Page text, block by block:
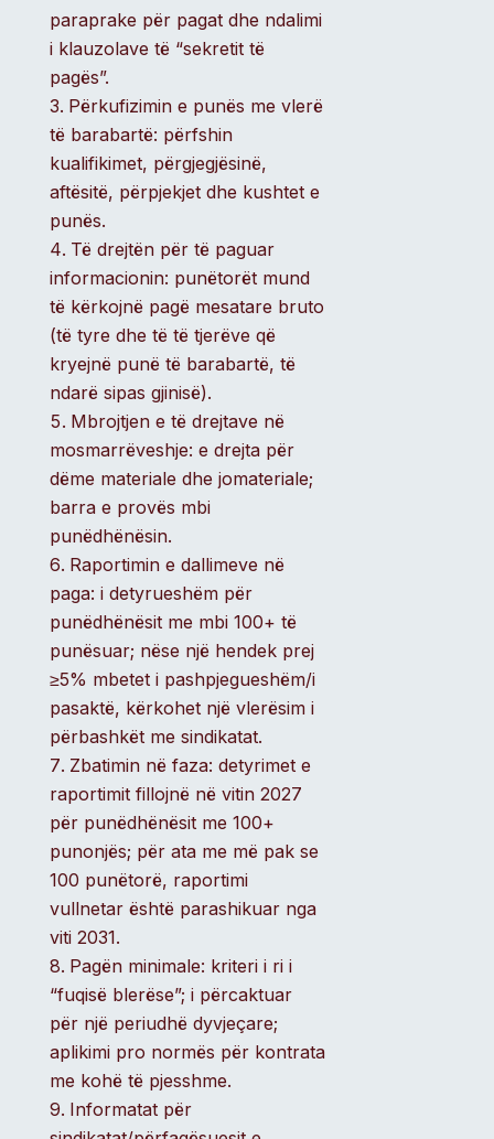
paraprake për pagat dhe ndalimi
i klauzolave të “sekretit të
pagës”.
Përkufizimin e punës me vlerë
të barabartë: përfshin
kualifikimet, përgjegjësinë,
aftësitë, përpjekjet dhe kushtet e
punës.
Të drejtën për të paguar
informacionin: punëtorët mund
të kërkojnë pagë mesatare bruto
(të tyre dhe të të tjerëve që
kryejnë punë të barabartë, të
ndarë sipas gjinisë).
Mbrojtjen e të drejtave në
mosmarrëveshje: e drejta për
dëme materiale dhe jomateriale;
barra e provës mbi
punëdhënësin.
Raportimin e dallimeve në
paga: i detyrueshëm për
punëdhënësit me mbi 100+ të
punësuar; nëse një hendek prej
≥5% mbetet i pashpjegueshëm/i
pasaktë, kërkohet një vlerësim i
përbashkët me sindikatat.
Zbatimin në faza: detyrimet e
raportimit fillojnë në vitin 2027
për punëdhënësit me 100+
punonjës; për ata me më pak se
100 punëtorë, raportimi
vullnetar është parashikuar nga
viti 2031.
Pagën minimale: kriteri i ri i
“fuqisë blerëse”; i përcaktuar
për një periudhë dyvjeçare;
aplikimi pro normës për kontrata
me kohë të pjesshme.
Informatat për